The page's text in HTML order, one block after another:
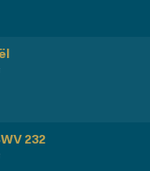
232